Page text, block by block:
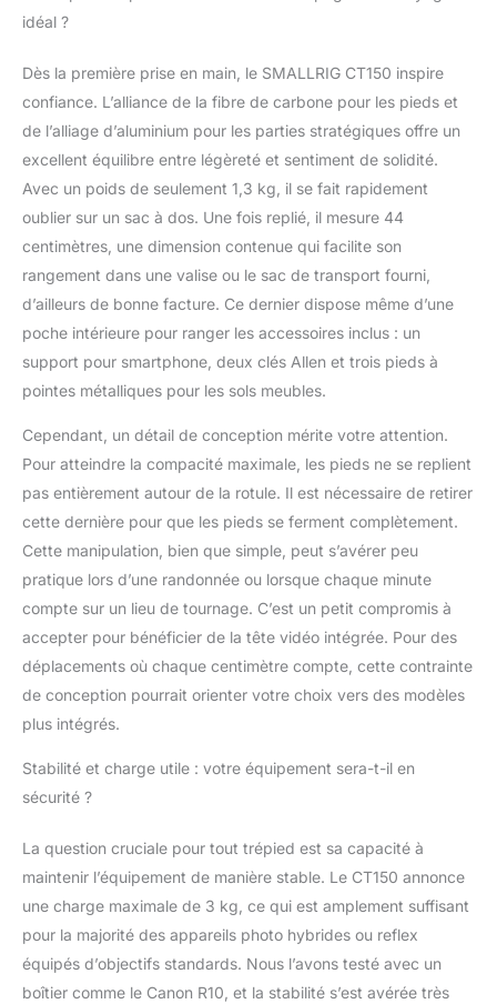
CT150 est spécialement
conçu pour la
photographie de voyage
et est équipé de pieds en
légers et faciles à
transporter. Il ne pèse
que 1,3 kg et peut
supporter jusqu'à 3 kg,
compagnon pour les
prises de vue en
extérieur. Tête pivotante
et inclinable : la tête
amortissement fixe pour
une expérience
d'utilisation fluide, et
cette tête de trépied peut
s'incliner à +90°/-70° et
pivoter à 360° en
utilisant la poignée pour
multi-angle. Angles de
prise de vue multiples et
monopode : le trépied
vidéo de voyage est
qui offrent trois options
d'angle (23°/55°/85°)
d'angle de prise de vue.
En démontant l'un des
pieds et en le fixant à la
centrale, vous pouvez
transformer le trépied en
monopode. Large
idéal ?
Dès la première prise en main, le SMALLRIG CT150 inspire
confiance. L’alliance de la fibre de carbone pour les pieds et
de l’alliage d’aluminium pour les parties stratégiques offre un
excellent équilibre entre légèreté et sentiment de solidité.
Avec un poids de seulement 1,3 kg, il se fait rapidement
oublier sur un sac à dos. Une fois replié, il mesure 44
centimètres, une dimension contenue qui facilite son
rangement dans une valise ou le sac de transport fourni,
d’ailleurs de bonne facture. Ce dernier dispose même d’une
poche intérieure pour ranger les accessoires inclus : un
support pour smartphone, deux clés Allen et trois pieds à
pointes métalliques pour les sols meubles.
Cependant, un détail de conception mérite votre attention.
Pour atteindre la compacité maximale, les pieds ne se replient
pas entièrement autour de la rotule. Il est nécessaire de retirer
cette dernière pour que les pieds se ferment complètement.
Cette manipulation, bien que simple, peut s’avérer peu
pratique lors d’une randonnée ou lorsque chaque minute
compte sur un lieu de tournage. C’est un petit compromis à
accepter pour bénéficier de la tête vidéo intégrée. Pour des
déplacements où chaque centimètre compte, cette contrainte
de conception pourrait orienter votre choix vers des modèles
plus intégrés.
Stabilité et charge utile : votre équipement sera-t-il en
sécurité ?
La question cruciale pour tout trépied est sa capacité à
maintenir l’équipement de manière stable. Le CT150 annonce
une charge maximale de 3 kg, ce qui est amplement suffisant
pour la majorité des appareils photo hybrides ou reflex
équipés d’objectifs standards. Nous l’avons testé avec un
boîtier comme le Canon R10, et la stabilité s’est avérée très